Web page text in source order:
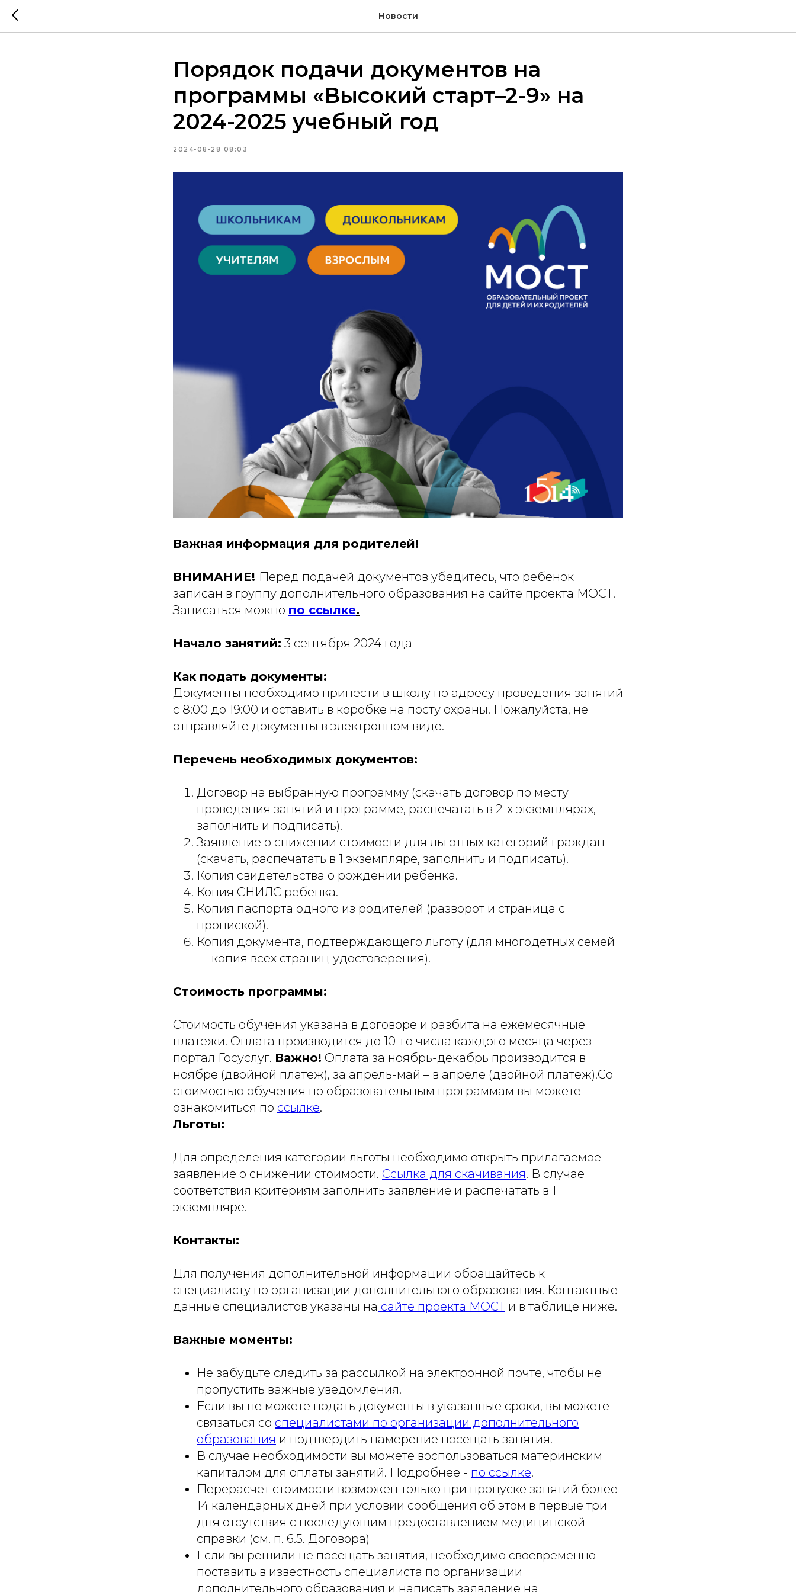
Новости
Порядок подачи документов на
программы «Высокий старт–2-9» на
2024-2025 учебный год
2024-08-28 08:03
Важная информация для родителей!
ВНИМАНИЕ! Перед подачей документов убедитесь, что ребенок
записан в группу дополнительного образования на сайте проекта МОСТ.
Записаться можно по ссылке.
Начало занятий: 3 сентября 2024 года
Как подать документы:
Документы необходимо принести в школу по адресу проведения занятий
с 8:00 до 19:00 и оставить в коробке на посту охраны. Пожалуйста, не
отправляйте документы в электронном виде.
Перечень необходимых документов:
Договор на выбранную программу (скачать договор по месту
проведения занятий и программе, распечатать в 2-х экземплярах,
заполнить и подписать).
Заявление о снижении стоимости для льготных категорий граждан
(скачать, распечатать в 1 экземпляре, заполнить и подписать).
Копия свидетельства о рождении ребенка.
Копия СНИЛС ребенка.
Копия паспорта одного из родителей (разворот и страница с
пропиской).
Копия документа, подтверждающего льготу (для многодетных семей
— копия всех страниц удостоверения).
Стоимость программы:
Стоимость обучения указана в договоре и разбита на ежемесячные
платежи. Оплата производится до 10-го числа каждого месяца через
портал Госуслуг. Важно! Оплата за ноябрь-декабрь производится в
ноябре (двойной платеж), за апрель-май – в апреле (двойной платеж).Со
стоимостью обучения по образовательным программам вы можете
ознакомиться по ссылке.
Льготы:
Для определения категории льготы необходимо открыть прилагаемое
заявление о снижении стоимости. Ссылка для скачивания. В случае
соответствия критериям заполнить заявление и распечатать в 1
экземпляре.
Контакты:
Для получения дополнительной информации обращайтесь к
специалисту по организации дополнительного образования. Контактные
данные специалистов указаны на сайте проекта МОСТ и в таблице ниже.
Важные моменты:
Не забудьте следить за рассылкой на электронной почте, чтобы не
пропустить важные уведомления.
Если вы не можете подать документы в указанные сроки, вы можете
связаться со специалистами по организации дополнительного
образования и подтвердить намерение посещать занятия.
В случае необходимости вы можете воспользоваться материнским
капиталом для оплаты занятий. Подробнее - по ссылке.
Перерасчет стоимости возможен только при пропуске занятий более
14 календарных дней при условии сообщения об этом в первые три
дня отсутствия с последующим предоставлением медицинской
справки (см. п. 6.5. Договора)
Если вы решили не посещать занятия, необходимо своевременно
поставить в известность специалиста по организации
дополнительного образования и написать заявление на